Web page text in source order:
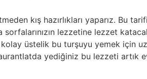
kış hazırlıkları yaparız. Bu
sorfalarınızın lezzetine lezzet
kolay üstelik bu turşuyu yemek için
yediğiniz bu lezzeti artık